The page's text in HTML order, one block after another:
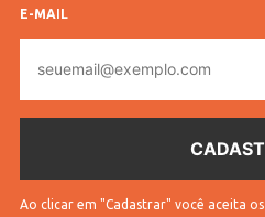
E-MAIL
mail
Ao clicar em "Cadastrar" você aceita os